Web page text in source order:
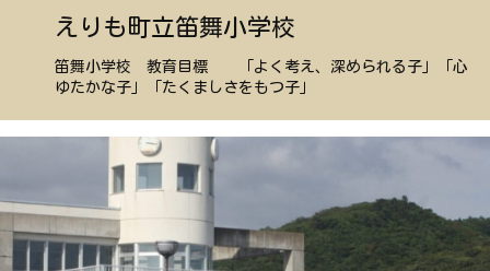
えりも町立笛舞小学校
笛舞小学校 教育目標 「よく考え、深められる子」「心
ゆたかな子」「たくましさをもつ子」